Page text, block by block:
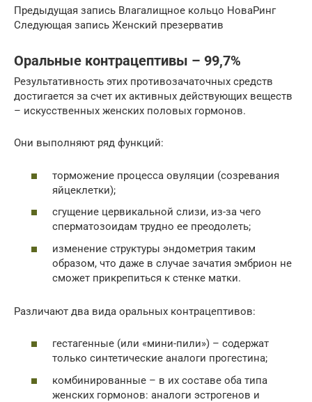
Предыдущая запись Влагалищное кольцо НоваРинг
Следующая запись Женский презерватив
Оральные контрацептивы – 99,7%
Результативность этих противозачаточных средств
достигается за счет их активных действующих веществ
– искусственных женских половых гормонов.
Они выполняют ряд функций:
торможение процесса овуляции (созревания
яйцеклетки);
сгущение цервикальной слизи, из-за чего
сперматозоидам трудно ее преодолеть;
изменение структуры эндометрия таким
образом, что даже в случае зачатия эмбрион не
сможет прикрепиться к стенке матки.
Различают два вида оральных контрацептивов:
гестагенные (или «мини-пили») – содержат
только синтетические аналоги прогестина;
комбинированные – в их составе оба типа
женских гормонов: аналоги эстрогенов и